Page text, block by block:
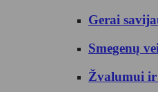
Gerai
Smegenų
Žvalumui